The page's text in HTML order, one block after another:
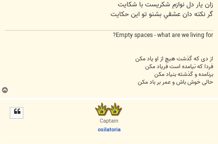
ت
زان يار دل نوازم شكريست با شكايت
گر نكته دان عشقي بشنو تو اين حكايت
Empty spaces - what are we living for?
از دی که گذشت هیچ از او یاد مکن
فردا که نیامده است فریاد مکن
برنامده و گذشته بنیاد مکن
حالی خوش باش و عمر بر باد مکن
ب
ا
Captain
osilatoria